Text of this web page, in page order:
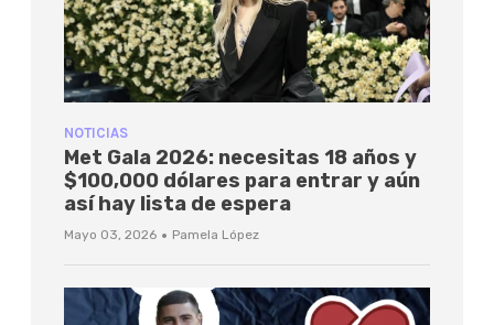
NOTICIAS
Met Gala 2026: necesitas 18 años y
$100,000 dólares para entrar y aún
así hay lista de espera
Mayo 03, 2026 · Pamela López